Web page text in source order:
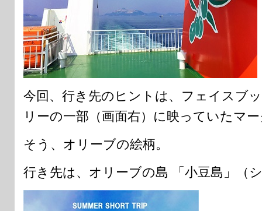
今回、行き先のヒントは、フェイスブ
リーの一部（画面右）に映っていたマ
そう、オリーブの絵柄。
行き先は、オリーブの島 「小豆島」（